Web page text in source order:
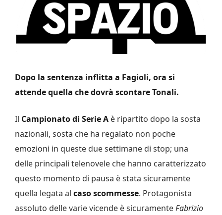
Dopo la sentenza inflitta a Fagioli, ora si
attende quella che dovrà scontare Tonali.
Il Campionato di Serie A è ripartito dopo la sosta
nazionali, sosta che ha regalato non poche
emozioni in queste due settimane di stop; una
delle principali telenovele che hanno caratterizzato
questo momento di pausa è stata sicuramente
quella legata al caso scommesse. Protagonista
assoluto delle varie vicende è sicuramenteFabrizio